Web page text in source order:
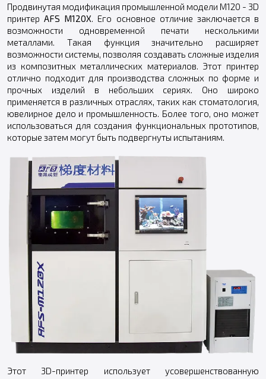
Продвинутая модификация промышленной модели M120 - 3D
принтерAFS M120X . Его основное отличие заключается в
возможности одновременной печати несколькими
металлами. Такая функция значительно расширяет
возможности системы, позволяя создавать сложные изделия
из композитных металлических материалов. Этот принтер
отлично подходит для производства сложных по форме и
прочных изделий в небольших сериях. Оно широко
применяется в различных отраслях, таких как стоматология,
ювелирное дело и промышленность. Более того, оно может
использоваться для создания функциональных прототипов,
которые затем могут быть подвергнуты испытаниям.
Этот 3D-принтер использует усовершенствованную